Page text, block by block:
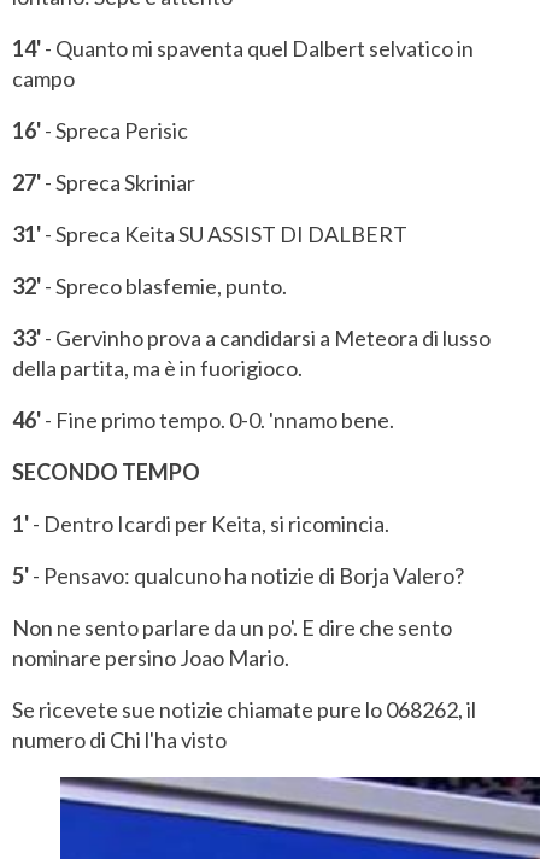
14'- Quanto mi spaventa quel Dalbert selvatico in
campo
16'- Spreca Perisic
27'- Spreca Skriniar
31'- Spreca Keita SU ASSIST DI DALBERT
32'- Spreco blasfemie, punto.
33'- Gervinho prova a candidarsi a Meteora di lusso
della partita, ma è in fuorigioco.
46'- Fine primo tempo. 0-0. 'nnamo bene.
SECONDO TEMPO
1'- Dentro Icardi per Keita, si ricomincia.
5'- Pensavo: qualcuno ha notizie di Borja Valero?
Non ne sento parlare da un po'. E dire che sento
nominare persino Joao Mario.
Se ricevete sue notizie chiamate pure lo 068262, il
numero di Chi l'ha visto